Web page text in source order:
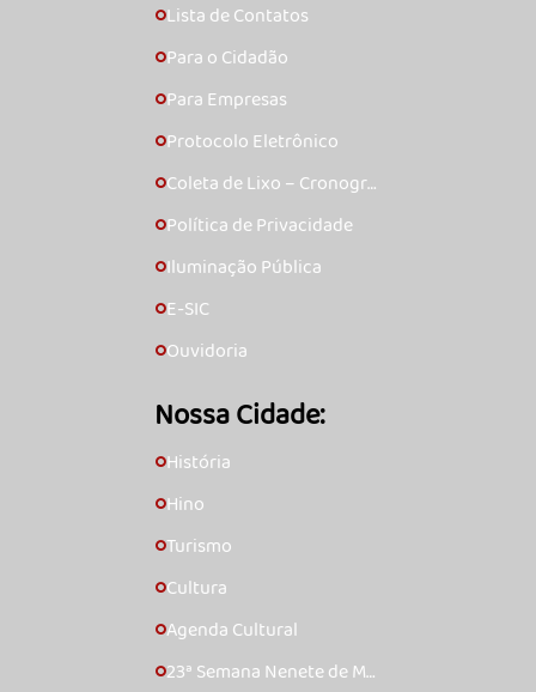
🞇Lista de Contatos
🞇Para o Cidadão
🞇Para Empresas
🞇Protocolo Eletrônico
🞇Coleta de Lixo – Cronogra
🞇Política de Privacidade
🞇Iluminação Pública
🞇E-SIC
🞇Ouvidoria
Nossa Cidade:
🞇História
🞇Hino
🞇Turismo
🞇Cultura
🞇Agenda Cultural
🞇23ª Semana Nenete de Mú